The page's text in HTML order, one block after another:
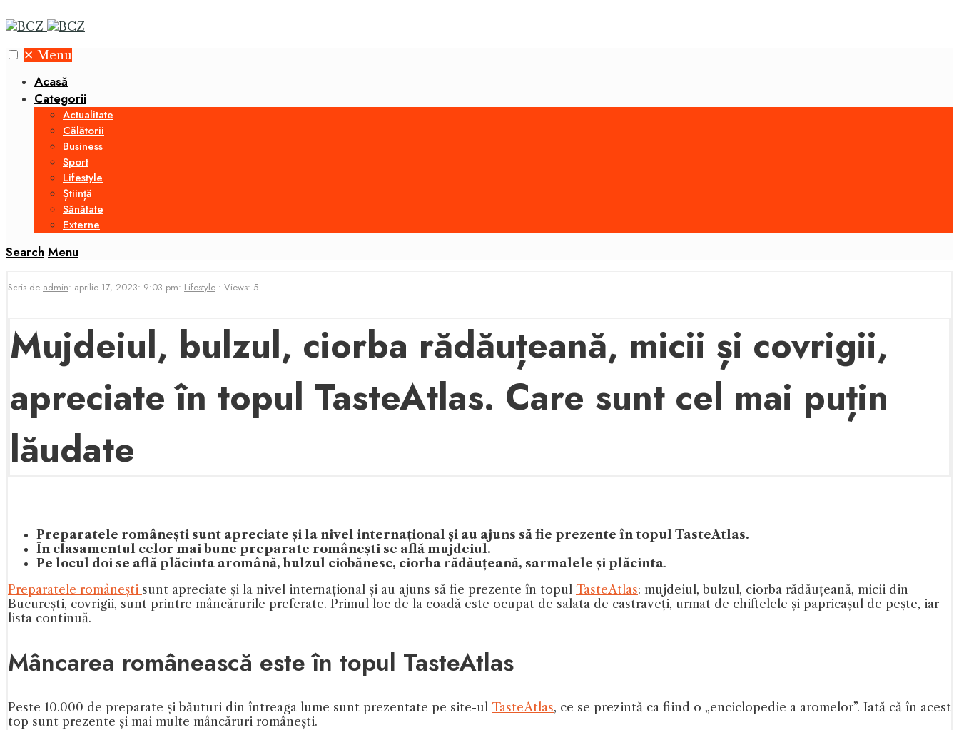
✕ Menu
Acasă
Categorii
Actualitate
Călătorii
Business
Sport
Lifestyle
Știință
Sănătate
Externe
Search Menu
Scris de admin• aprilie 17, 2023• 9:03 pm• Lifestyle • Views: 5
Mujdeiul, bulzul, ciorba rădăuțeană, micii și covrigii,
apreciate în topul TasteAtlas. Care sunt cel mai puțin
lăudate
Preparatele românești sunt apreciate și la nivel internațional și au ajuns să fie prezente în topul TasteAtlas.
În clasamentul celor mai bune preparate românești se află mujdeiul.
Pe locul doi se află plăcinta aromână, bulzul ciobănesc, ciorba rădăuțeană, sarmalele și plăcinta.
Preparatele românești sunt apreciate și la nivel internațional și au ajuns să fie prezente în topul TasteAtlas: mujdeiul, bulzul, ciorba rădăuțeană, micii din
București, covrigii, sunt printre mâncărurile preferate. Primul loc de la coadă este ocupat de salata de castraveți, urmat de chiftelele și papricașul de pește, iar
lista continuă.
Mâncarea românească este în topul TasteAtlas
Peste 10.000 de preparate și băuturi din întreaga lume sunt prezentate pe site-ul TasteAtlas, ce se prezintă ca fiind o „enciclopedie a aromelor”. Iată că în acest
top sunt prezente și mai multe mâncăruri românești.